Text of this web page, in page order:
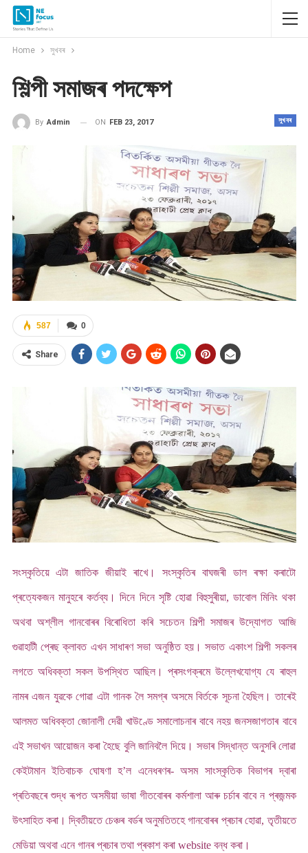
Home সুখবৰ
শিল্পী সমাজৰ পদক্ষেপ
সুখবৰ
By Admin ON FEB 23, 2017
0
587
Share
সংস্কৃতিয়ে এটা জাতিক জীয়াই ৰাখে। সংস্কৃতিৰ বাঘজৰী ডাল ৰক্ষা কৰাটো
প্ৰত্যেকজন মানুহৰে কৰ্তব্য। দিনে দিনে সৃষ্টি হোৱা বিহুসুৰীয়া, ডাবোল মিনিং থকা
অথবা অশ্লীল গানবোৰৰ বিৰোধিতা কৰি সচেতন শিল্পী সমাজৰ উদ্যোগত আজি
গুৱাহাটী প্ৰেছ ক্লাবত এখন সাধাৰণ সভা অনুষ্ঠিত হয়। সভাত একাংশ শিল্পী সকলৰ
লগতে অধিবক্তা সকল উপস্থিত আছিল। প্ৰসংগক্ৰমে উল্লেখযোগ্য যে ৰাহুল
নামৰ এজন যুৱকে গোৱা এটা গানক লৈ সমগ্ৰ অসমে বিৰ্তকে সূচনা হৈছিল। তাৰেই
আলমত অধিবক্তা জোনালী দেৱী খাউণ্ডে সমালোচনাৰ বাবে নহয় জনসজাগতাৰ বাবে
এই সভাখন আয়োজন কৰা হৈছে বুলি জানিবলৈ দিয়ে। সভাৰ সিদ্ধান্ত অনুসৰি লোৱা
কেইটামান ইতিবাচক ঘোষণা হ’ল এনেধৰণৰ- অসম সাংস্কৃতিক বিভাগৰ দ্বাৰা
প্ৰতিবছৰে শুদ্ধ ৰূপত অসমীয়া ভাষা গীতবোৰৰ কৰ্মশালা আৰু চৰ্চাৰ বাবে ন প্ৰজন্মক
উৎসাহিত কৰা। দ্বিতীয়তে চেঞ্চৰ বৰ্ডৰ অনুমতিতহে গানবোৰৰ প্ৰচাৰ হোৱা, তৃতীয়তে
মেডিয়া অথবা এনে গানৰ প্ৰচাৰ তথা প্ৰকাশ কৰা website বন্ধ কৰা।